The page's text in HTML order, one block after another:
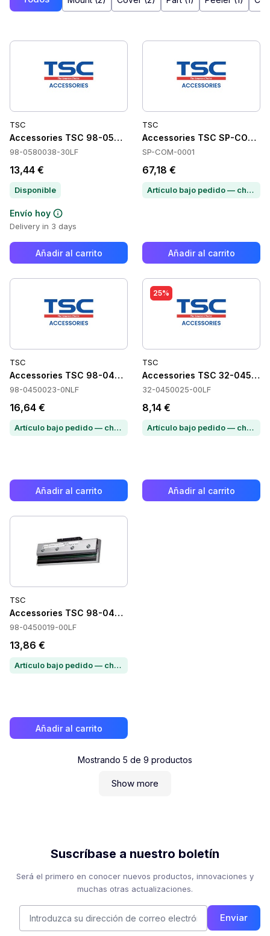
TSC
Accessories TSC 98-0580038-30LF
98-0580038-30LF
13,44 €
Disponible
Envío hoy
Delivery in 3 days
Añadir al carrito
TSC
Accessories TSC SP-COM-
SP-COM-0001
67,18 €
Artículo bajo pedido — chatea para conocer el plazo de entrega
Añadir al carrito
TSC
Accessories TSC 98-0450023-0NLF
98-0450023-0NLF
16,64 €
Artículo bajo pedido — chatea para conocer el plazo de entrega
Añadir al carrito
25%
TSC
Accessories TSC 32-
32-0450025-00LF
8,14 €
Artículo bajo pedido — chatea para conocer el plazo de entrega
Añadir al carrito
TSC
Accessories TSC 98-0450019-00LF
98-0450019-00LF
13,86 €
Artículo bajo pedido — chatea para conocer el plazo de entrega
Añadir al carrito
Mostrando 5 de 9 productos
Show more
Suscríbase a nuestro boletín
Será el primero en conocer nuevos productos, innovaciones y
muchas otras actualizaciones.
Enviar